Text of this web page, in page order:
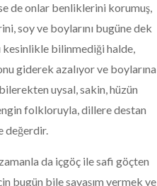
de onlar benliklerini korumuş,
soy ve boylarını bugüne dek
bilinmediği halde,
giderek azalıyor ve boylarına
uysal, sakin, hüzün
folkloruyla, dillere destan
değerdir.
da içgöç ile safi göçten
bugün bile savaşım vermek ve